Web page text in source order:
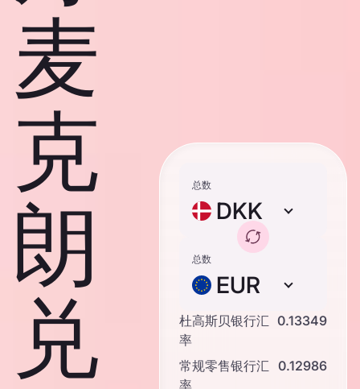
麦
克
朗
兑
总数
DKK
总数
EUR
杜高斯贝银行汇
率
0.13349
常规零售银行汇
率
0.12986